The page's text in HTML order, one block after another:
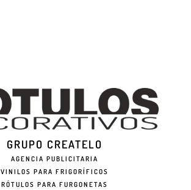
GRUPO CREATELO
AGENCIA PUBLICITARIA
VINILOS PARA FRIGORÍFICOS
RÓTULOS PARA FURGONETAS